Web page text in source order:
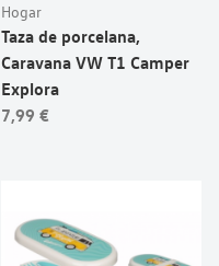
Hogar
Taza de porcelana,
Caravana VW T1 Camper
Explora
7,99 €